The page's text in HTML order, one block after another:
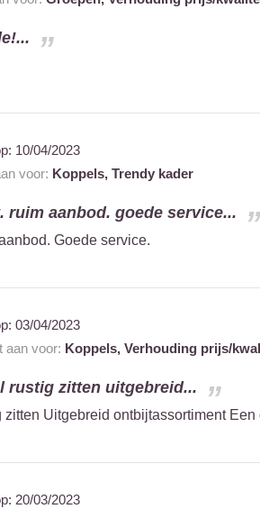
10/04/2023
voor: Koppels, Trendy kader
ruim aanbod. goede service...
Goede service.
03/04/2023
aan voor: Koppels, Verhouding prijs/
rustig zitten uitgebreid...
Uitgebreid ontbijtassortiment Een
20/03/2023